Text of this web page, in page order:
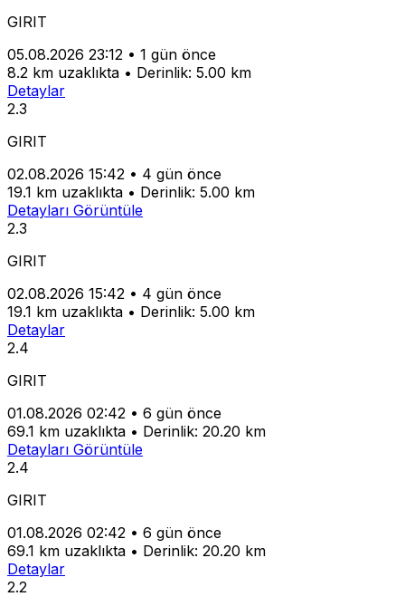
GIRIT
05.08.2026 23:12 • 1 gün önce
8.2 km uzaklıkta • Derinlik: 5.00 km
Detaylar
2.3
GIRIT
02.08.2026 15:42 • 4 gün önce
19.1 km uzaklıkta • Derinlik: 5.00 km
Detayları Görüntüle
2.3
GIRIT
02.08.2026 15:42 • 4 gün önce
19.1 km uzaklıkta • Derinlik: 5.00 km
Detaylar
2.4
GIRIT
01.08.2026 02:42 • 6 gün önce
69.1 km uzaklıkta • Derinlik: 20.20 km
Detayları Görüntüle
2.4
GIRIT
01.08.2026 02:42 • 6 gün önce
69.1 km uzaklıkta • Derinlik: 20.20 km
Detaylar
2.2